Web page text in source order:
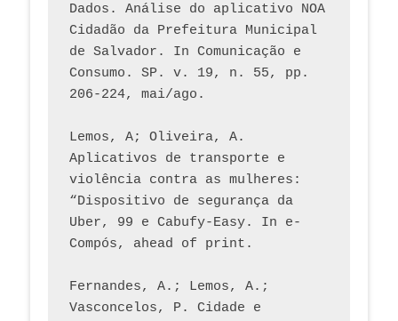
Dados. Análise do aplicativo NOA
Cidadão da Prefeitura Municipal
de Salvador. In Comunicação e
Consumo. SP. v. 19, n. 55, pp.
206-224, mai/ago.
Lemos, A; Oliveira, A.
Aplicativos de transporte e
violência contra as mulheres:
“Dispositivo de segurança da
Uber, 99 e Cabufy-Easy. In e-
Compós, ahead of print.
Fernandes, A.; Lemos, A.;
Vasconcelos, P. Cidade e